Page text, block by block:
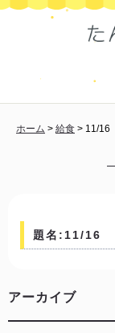
ホーム > 給食 > 11/16
題名:11/16
アーカイブ